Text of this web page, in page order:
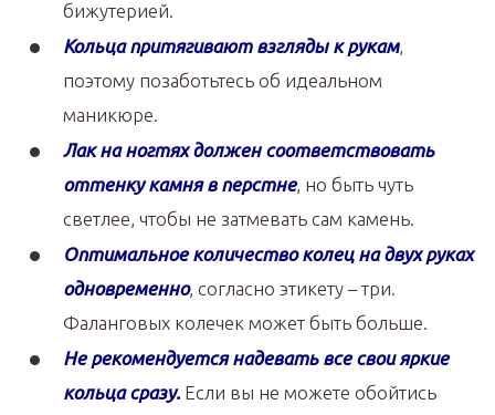
бижутерией.
Кольца притягивают взгляды к рукам,
поэтому позаботьтесь об идеальном
маникюре.
Лак на ногтях должен соответствовать
оттенку камня в перстне, но быть чуть
светлее, чтобы не затмевать сам камень.
Оптимальное количество колец на двух руках
одновременно, согласно этикету – три.
Фаланговых колечек может быть больше.
Не рекомендуется надевать все свои яркие
кольца сразу. Если вы не можете обойтись